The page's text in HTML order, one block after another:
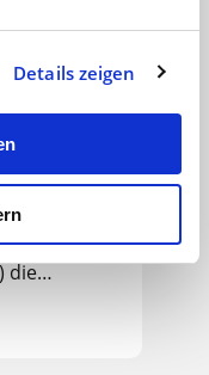
Details zeigen
auf
die…